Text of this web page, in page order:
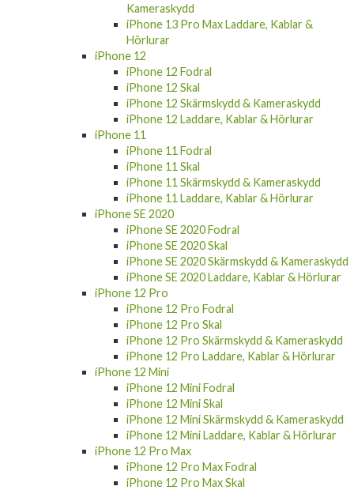
iPhone 13 Pro Max Laddare, Kablar &
Hörlurar
iPhone 12
iPhone 12 Fodral
iPhone 12 Skal
iPhone 12 Skärmskydd & Kameraskydd
iPhone 12 Laddare, Kablar & Hörlurar
iPhone 11
iPhone 11 Fodral
iPhone 11 Skal
iPhone 11 Skärmskydd & Kameraskydd
iPhone 11 Laddare, Kablar & Hörlurar
iPhone SE 2020
iPhone SE 2020 Fodral
iPhone SE 2020 Skal
iPhone SE 2020 Skärmskydd & Kameraskydd
iPhone SE 2020 Laddare, Kablar & Hörlurar
iPhone 12 Pro
iPhone 12 Pro Fodral
iPhone 12 Pro Skal
iPhone 12 Pro Skärmskydd & Kameraskydd
iPhone 12 Pro Laddare, Kablar & Hörlurar
iPhone 12 Mini
iPhone 12 Mini Fodral
iPhone 12 Mini Skal
iPhone 12 Mini Skärmskydd & Kameraskydd
iPhone 12 Mini Laddare, Kablar & Hörlurar
iPhone 12 Pro Max
iPhone 12 Pro Max Fodral
iPhone 12 Pro Max Skal
iPhone 12 Pro Max Skärmskydd &